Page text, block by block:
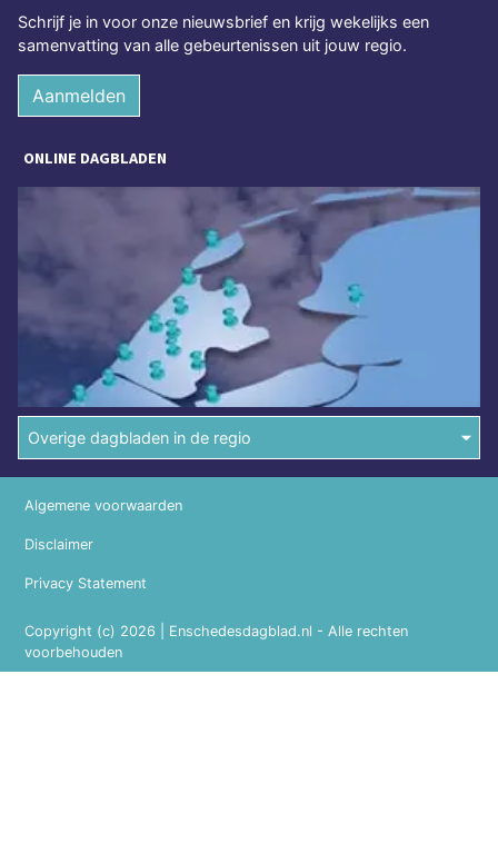
Schrijf je in voor onze nieuwsbrief en krijg wekelijks een
samenvatting van alle gebeurtenissen uit jouw regio.
Aanmelden
ONLINE DAGBLADEN
Overige dagbladen in de regio
Copyright (c) 2026 | Enschedesdagblad.nl - Alle rechten
voorbehouden
Algemene voorwaarden
Disclaimer
Privacy Statement